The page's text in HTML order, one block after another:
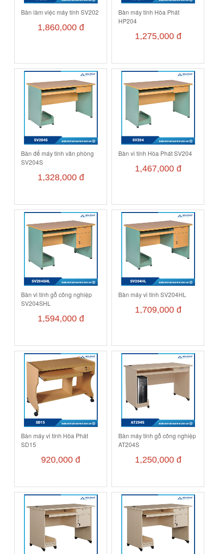
Bàn làm việc máy tính SV202
1,860,000 đ
Bàn máy tính Hòa Phát
HP204
1,275,000 đ
Bàn để máy tính văn phòng
SV204S
1,328,000 đ
Bàn vi tính Hòa Phát SV204
1,467,000 đ
Bàn vi tính gỗ công nghiệp
SV204SHL
1,594,000 đ
Bàn máy vi tính SV204HL
1,709,000 đ
Bàn máy vi tính Hòa Phát
SD15
920,000 đ
Bàn máy tính gỗ công nghiệp
AT204S
1,250,000 đ